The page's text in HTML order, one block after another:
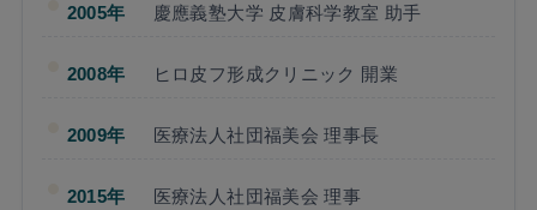
2005年 慶應義塾大学 皮膚科学教室 助手
2008年 ヒロ皮フ形成クリニック 開業
2009年 医療法人社団福美会 理事長
2015年 医療法人社団福美会 理事